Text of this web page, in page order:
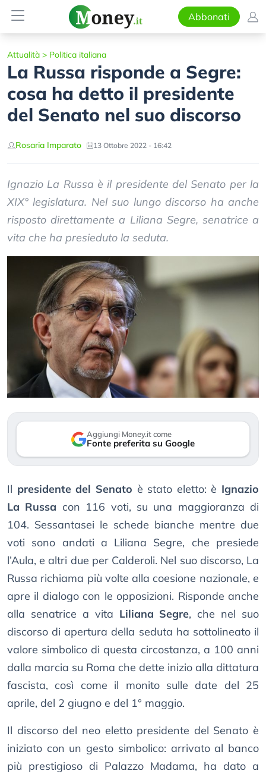
Abbonati
Attualità > Politica italiana
La Russa risponde a Segre:
cosa ha detto il presidente
del Senato nel suo discorso
Rosaria Imparato 13 Ottobre 2022 - 16:42
Ignazio La Russa è il presidente del Senato per la
XIX° legislatura. Nel suo lungo discorso ha anche
risposto direttamente a Liliana Segre, senatrice a
vita che ha presieduto la seduta.
Aggiungi Money.it come
Fonte preferita su Google
Il presidente del Senato è stato eletto: è Ignazio
La Russa con 116 voti, su una maggioranza di
104. Sessantasei le schede bianche mentre due
voti sono andati a Liliana Segre, che presiede
l’Aula, e altri due per Calderoli. Nel suo discorso, La
Russa richiama più volte alla coesione nazionale, e
apre il dialogo con le opposizioni. Risponde anche
alla senatrice a vita Liliana Segre, che nel suo
discorso di apertura della seduta ha sottolineato il
valore simbolico di questa circostanza, a 100 anni
dalla marcia su Roma che dette inizio alla dittatura
fascista, così come il monito sulle date del 25
aprile, del 2 giugno e del 1° maggio.
Il discorso del neo eletto presidente del Senato è
iniziato con un gesto simbolico: arrivato al banco
più prestigioso di Palazzo Madama, ha dato a